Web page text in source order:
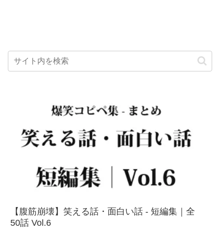
【腹筋崩壊】笑える話・面白い話 - 短編集｜全
50話 Vol.6